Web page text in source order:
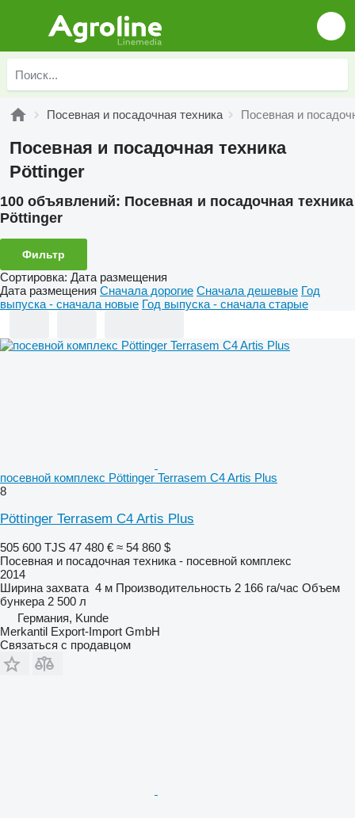
Посевная и посадочная техника Посевная и
Посевная и посадочная техника
Pöttinger
100 объявлений: Посевная и посадочная техника
Pöttinger
Фильтр
Сортировка: Дата размещения
Дата размещения Сначала дорогие Сначала дешевые Год
выпуска - сначала новые Год выпуска - сначала старые
посевной комплекс Pöttinger Terrasem C4 Artis Plus
8
Pöttinger Terrasem C4 Artis Plus
505 600 TJS 47 480 € ≈ 54 860 $
Посевная и посадочная техника - посевной комплекс
2014
Ширина захвата 4 м Производительность 2 166 га/час Объем
бункера 2 500 л
Германия, Kunde
Merkantil Export-Import GmbH
Связаться с продавцом